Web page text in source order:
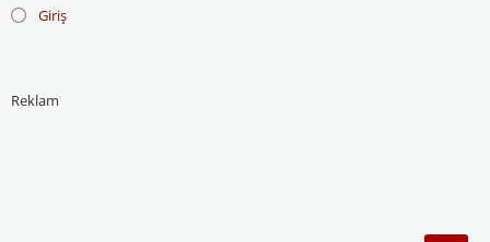
Giriş
Reklam